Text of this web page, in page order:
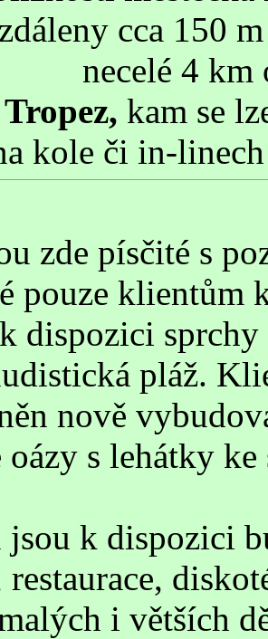
cca 150
necelé 4
kam se
kole či in-
zde písčité s
pouze klientům
dispozici
pláž.
nově
s lehátky ke
jsou k dispozici
restaurace,
i větších